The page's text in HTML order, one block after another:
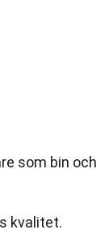
som bin och
kvalitet.